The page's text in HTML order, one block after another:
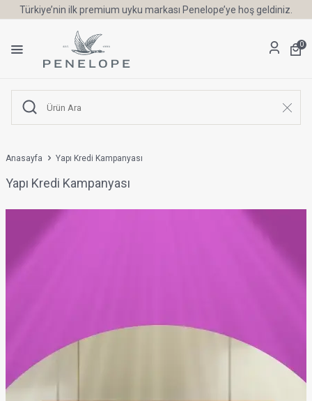
Türkiye’nin ilk premium uyku markası Penelope’ye hoş geldiniz.
0
Anasayfa Yapı Kredi Kampanyası
Yapı Kredi Kampanyası